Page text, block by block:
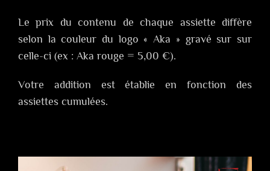
Le prix du contenu de chaque assiette diffère
selon la couleur du logo « Aka » gravé sur sur
celle-ci (ex : Aka rouge = 5,00 €).
Votre addition est établie en fonction des
assiettes cumulées.